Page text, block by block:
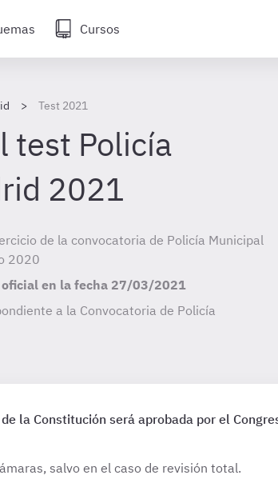
Cursos
Test 2021
test Policía
2021
de la convocatoria de Policía Municipal
2020
en la fecha 27/03/2021
a la Convocatoria de Policía
la Constitución será aprobada por el
salvo en el caso de revisión total.